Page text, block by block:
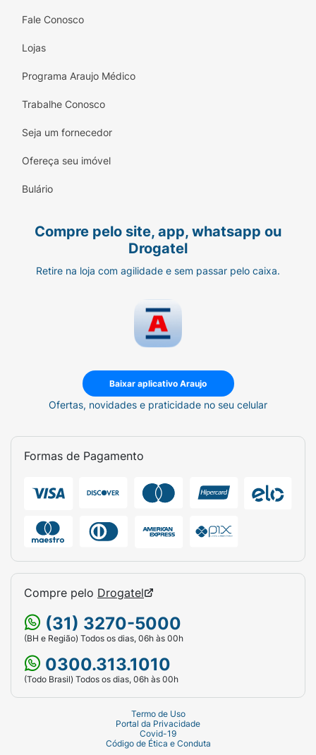
Fale Conosco
Lojas
Programa Araujo Médico
Trabalhe Conosco
Seja um fornecedor
Ofereça seu imóvel
Bulário
Compre pelo site, app, whatsapp ou
Drogatel
Retire na loja com agilidade e sem passar pelo caixa.
Baixar aplicativo Araujo
Ofertas, novidades e praticidade no seu celular
Formas de Pagamento
Compre pelo Drogatel
(31) 3270-5000
(BH e Região) Todos os dias, 06h às 00h
0300.313.1010
(Todo Brasil) Todos os dias, 06h às 00h
Termo de Uso
Portal da Privacidade
Covid-19
Código de Ética e Conduta